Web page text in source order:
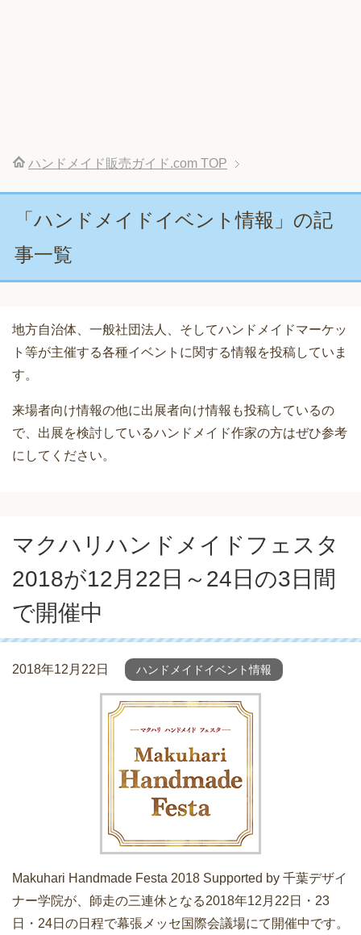
ハンドメイド販売ガイド.com TOP
「ハンドメイドイベント情報」の記
事一覧
地方自治体、一般社団法人、そしてハンドメイドマーケッ
ト等が主催する各種イベントに関する情報を投稿していま
す。
来場者向け情報の他に出展者向け情報も投稿しているの
で、出展を検討しているハンドメイド作家の方はぜひ参考
にしてください。
マクハリハンドメイドフェスタ
2018が12月22日～24日の3日間
で開催中
2018年12月22日 ハンドメイドイベント情報
Makuhari Handmade Festa 2018 Supported by 千葉デザイ
ナー学院が、師走の三連休となる2018年12月22日・23
日・24日の日程で幕張メッセ国際会議場にて開催中です。